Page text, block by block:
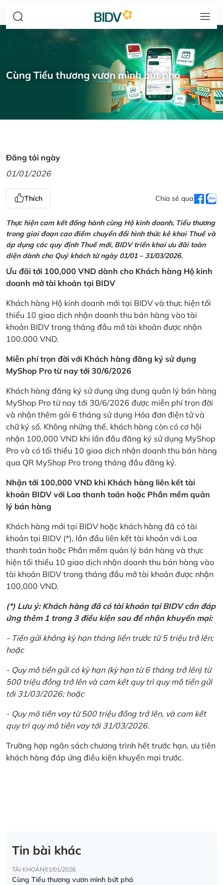
Cùng Tiểu thương vươn mình bứt phá
Đăng tải ngày
01/01/2026
Thích Chia sẻ qua
Thực hiện cam kết đồng hành cùng Hộ kinh doanh, Tiểu thương
trong giai đoạn cao điểm chuyển đổi hình thức kê khai Thuế và
áp dụng các quy định Thuế mới, BIDV triển khai ưu đãi toàn
diện dành cho Quý khách từ ngày 01/01 – 31/03/2026.
Ưu đãi tới 100,000 VND dành cho Khách hàng Hộ kinh
doanh mở tài khoản tại BIDV
Khách hàng Hộ kinh doanh mới tại BIDV và thực hiện tối
thiểu 10 giao dịch nhận doanh thu bán hàng vào tài
khoản BIDV trong tháng đầu mở tài khoản được nhận
100,000 VND.
Miễn phí trọn đời với Khách hàng đăng ký sử dụng
MyShop Pro từ nay tới 30/6/2026
Khách hàng đăng ký sử dụng ứng dụng quản lý bán hàng
MyShop Pro từ nay tới 30/6/2026 được miễn phí trọn đời
và nhận thêm gói 6 tháng sử dụng Hóa đơn điện tử và
chữ ký số. Không những thế, khách hàng còn có cơ hội
nhận 100,000 VND khi lần đầu đăng ký sử dụng MyShop
Pro và có tối thiểu 10 giao dịch nhận doanh thu bán hàng
qua QR MyShop Pro trong tháng đầu đăng ký.
Nhận tới 100,000 VND khi Khách hàng liên kết tài
khoản BIDV với Loa thanh toán hoặc Phần mềm quản
lý bán hàng
Khách hàng mới tại BIDV hoặc khách hàng đã có tài
khoản tại BIDV (*), lần đầu liên kết tài khoản với Loa
thanh toán hoặc Phần mềm quản lý bán hàng và thực
hiện tối thiểu 10 giao dịch nhận doanh thu bán hàng vào
tài khoản BIDV trong tháng đầu mở tài khoản được nhận
100,000 VND.
(*) Lưu ý: Khách hàng đã có tài khoản tại BIDV cần đáp
ứng thêm 1 trong 3 điều kiện sau để nhận khuyến mại:
- Tiền gửi không kỳ hạn tháng liền trước từ 5 triệu trở lên;
hoặc
- Quy mô tiền gửi có kỳ hạn (kỳ hạn từ 6 tháng trở lên) từ
500 triệu đồng trở lên và cam kết quy trì quy mô tiền gửi
tới 31/03/2026; hoặc
- Quy mô tiền vay từ 500 triệu đồng trở lên, và cam kết
quy trì quy mô tiền vay tới 31/03/2026.
Trường hợp ngân sách chương trình hết trước hạn, ưu tiên
khách hàng đáp ứng điều kiện khuyến mại trước.
Tin bài khác
TÀI KHOẢN01/01/2026
Cùng Tiểu thương vươn mình bứt phá